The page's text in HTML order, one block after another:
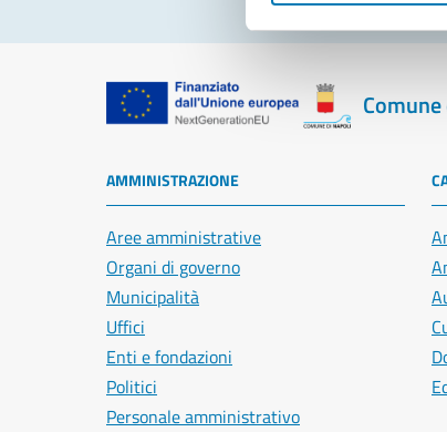
AMMINISTRAZIONE
Aree amministrative
Organi di governo
Municipalità
Uffici
Enti e fondazioni
Politici
Personale amministrativo